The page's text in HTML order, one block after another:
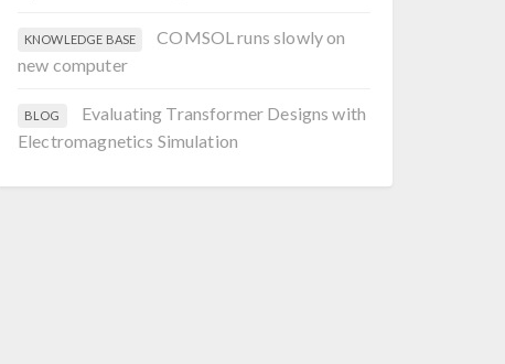
KNOWLEDGE BASE
COMSOL runs slowly on
new computer
BLOG
Evaluating Transformer Designs with
Electromagnetics Simulation